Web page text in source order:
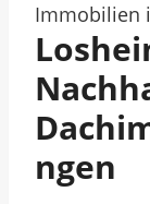
Immobilien
Ngen